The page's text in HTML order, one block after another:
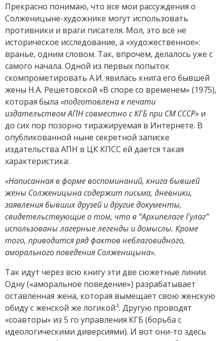
Прекрасно понимаю, что все мои рассуждения о
Солженицыне-художнике могут использовать
противники и враги писателя. Мол, это всё не
историческое исследование, а «художественное»:
вранье, одним словом. Так, впрочем, делалось уже с
самого начала. Одной из первых попыток
скомпрометировать А.И. явилась книга его бывшей
жены Н.А. Решетовской «В споре со временем» (1975),
которая была «подготовлена к печати
издательством АПН совместно с КГБ при СМ СССР» и
до сих пор позорно тиражируемая в Интернете. В
опубликованной ныне секретной записке
издательства АПН в ЦК КПСС ей дается такая
характеристика:
«Написанная в форме воспоминаний, книга бывшей
жены Солженицына содержит письма, дневники,
заявления бывших друзей и другие документы,
свидетельствующие о том, что в “Архипелаге Гулаг”
использованы лагерные легенды и домыслы. Кроме
того, приводится ряд фактов неблаговидного,
аморального поведения Солженицына».
Так идут через всю книгу эти две сюжетные линии.
Одну («аморальное поведение») разрабатывает
оставленная жена, которая вымещает свою женскую
обиду с женской же логикой4. Другую проводят
«соавторы» из 5 го управления КГБ (борьба с
идеологическими диверсиями). И вот они-то здесь